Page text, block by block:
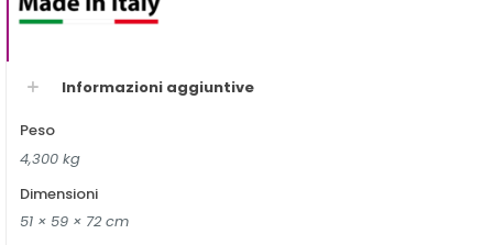
Informazioni aggiuntive
Peso
4,300 kg
Dimensioni
51 × 59 × 72 cm